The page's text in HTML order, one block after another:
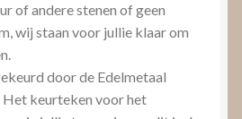
of andere stenen of geen
wij staan voor jullie klaar om
door de Edelmetaal
keurteken voor het